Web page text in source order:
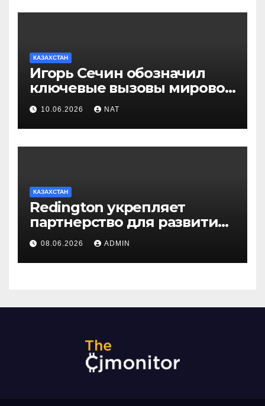
КАЗАХСТАН
Игорь Сечин обозначил
ключевые вызовы мировой
энергетики и экономики
10.06.2026 NAT
КАЗАХСТАН
Redington укрепляет
партнерство для развития
цифрового будущего
Центральной Азии на
GITEX Kazakhstan
08.06.2026 ADMIN